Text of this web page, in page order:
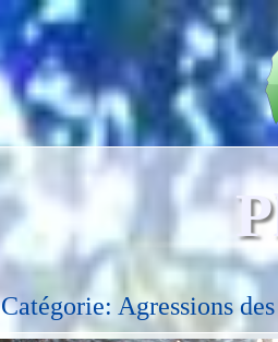
Catégorie: Agressions